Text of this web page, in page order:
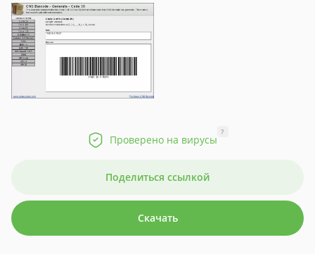
Проверено на вирусы
?
Поделиться ссылкой
Скачать